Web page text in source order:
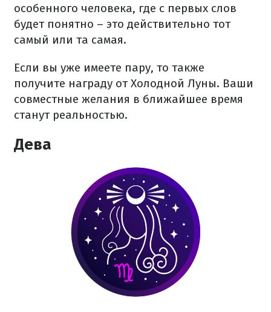
особенного человека, где с первых слов
будет понятно – это действительно тот
самый или та самая.
Если вы уже имеете пару, то также
получите награду от Холодной Луны. Ваши
совместные желания в ближайшее время
станут реальностью.
Дева